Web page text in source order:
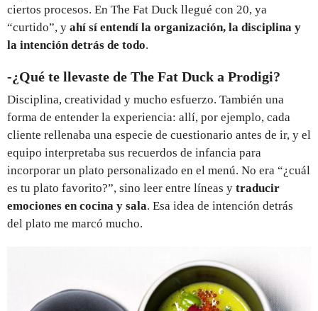
ciertos procesos. En The Fat Duck llegué con 20, ya
“curtido”, y ahí sí entendí la organización, la disciplina y
la intención detrás de todo.
-¿Qué te llevaste de The Fat Duck a Prodigi?
Disciplina, creatividad y mucho esfuerzo. También una
forma de entender la experiencia: allí, por ejemplo, cada
cliente rellenaba una especie de cuestionario antes de ir, y el
equipo interpretaba sus recuerdos de infancia para
incorporar un plato personalizado en el menú. No era “¿cuál
es tu plato favorito?”, sino leer entre líneas y traducir
emociones en cocina y sala. Esa idea de intención detrás
del plato me marcó mucho.